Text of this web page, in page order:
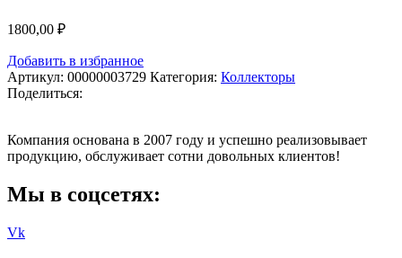
1800,00 ₽
Добавить в избранное
Артикул: 00000003729 Категория: Коллекторы
Поделиться:
Компания основана в 2007 году и успешно реализовывает
продукцию, обслуживает сотни довольных клиентов!
Мы в соцсетях:
Vk